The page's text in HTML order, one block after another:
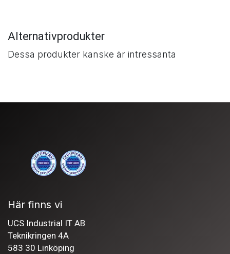
Alternativprodukter
Dessa produkter kanske är intressanta
Här finns vi
UCS Industrial IT AB
Teknikringen 4A
583 30 Linköping